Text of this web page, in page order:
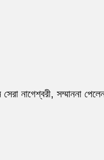
সেরা নাগেশ্বরী, সম্মাননা